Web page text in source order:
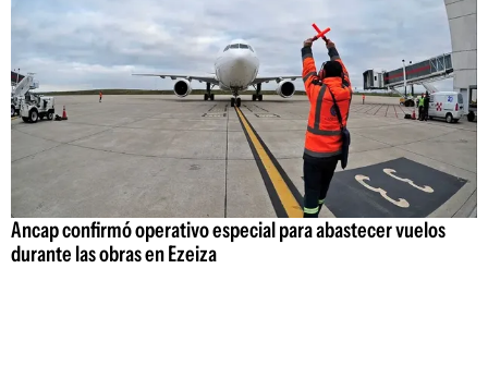
Ancap confirmó operativo especial para abastecer vuelos
durante las obras en Ezeiza